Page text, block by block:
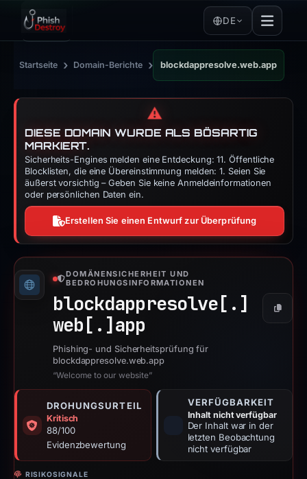
DE
Startseite › Domain-Berichte › blockdappresolve.web.app
⚠️
DIESE DOMAIN WURDE ALS BÖSARTIG
MARKIERT.
Sicherheits-Engines melden eine Entdeckung: 11. Öffentliche
Blocklisten, die eine Übereinstimmung melden: 1. Seien Sie
äußerst vorsichtig – Geben Sie keine Anmeldeinformationen
oder persönlichen Daten ein.
Erstellen Sie einen Entwurf zur Überprüfung
DOMÄNENSICHERHEIT UND
BEDROHUNGSINFORMATIONEN
blockdappresolve[.]
web[.] app
Phishing- und Sicherheitsprüfung für
blockdappresolve.web.app
“Welcome to our website”
DROHUNGSURTEIL
Kritisch
88/100
Evidenzbewertung
VERFÜGBARKEIT
Inhalt nicht verfügbar
Der Inhalt war in der
letzten Beobachtung
nicht verfügbar
RISIKOSIGNALE